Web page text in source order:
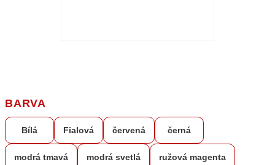
BARVA
Bílá Fialová červená černá
modrá tmavá modrá svetlá ružová magenta